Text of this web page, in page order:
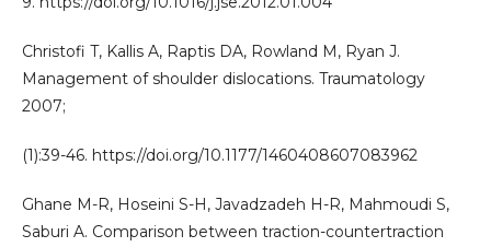
Christofi T, Kallis A, Raptis DA, Rowland M, Ryan J.
Management of shoulder dislocations. Traumatology
2007;
(1):39-46. https://doi.org/10.1177/1460408607083962
Ghane M-R, Hoseini S-H, Javadzadeh H-R, Mahmoudi S,
Saburi A. Comparison between traction-countertraction